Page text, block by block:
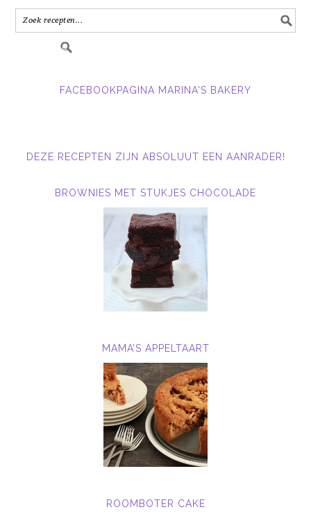
in.....
FACEBOOKPAGINA MARINA'S BAKERY
DEZE RECEPTEN ZIJN ABSOLUUT EEN AANRADER!
BROWNIES MET STUKJES CHOCOLADE
MAMA’S APPELTAART
ROOMBOTER CAKE